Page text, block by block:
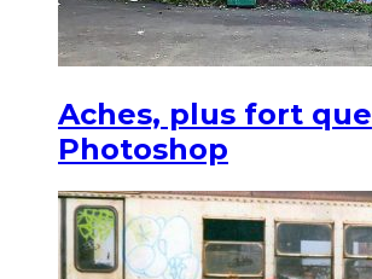
Aches, plus fort que
Photoshop